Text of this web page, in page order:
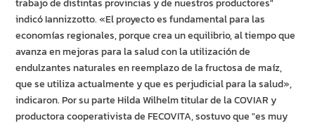
trabajo de distintas provincias y de nuestros productores"
indicó Iannizzotto. «El proyecto es fundamental para las
economías regionales, porque crea un equilibrio, al tiempo que
avanza en mejoras para la salud con la utilización de
endulzantes naturales en reemplazo de la fructosa de maíz,
que se utiliza actualmente y que es perjudicial para la salud»,
indicaron. Por su parte Hilda Wilhelm titular de la COVIAR y
productora cooperativista de FECOVITA, sostuvo que "es muy